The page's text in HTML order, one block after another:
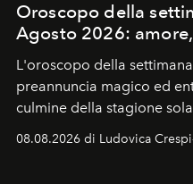
Oroscopo della
Agosto 2026:
L'oroscopo della
preannuncia magico ed
culmine della stagione
favorevole della Luna
ideale per la notte delle
08.08.2026 di Ludovica